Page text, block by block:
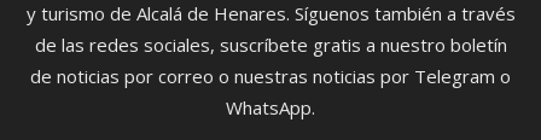
y turismo de Alcalá de Henares. Síguenos también a través
de las redes sociales, suscríbete gratis a nuestro boletín
de noticias por correo o nuestras noticias por Telegram o
WhatsApp.